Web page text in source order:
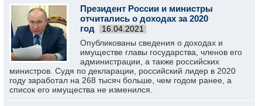
Президент России и министры
отчитались о доходах за 2020
год
16.04.2021
Опубликованы сведения о доходах и
имуществе главы государства, членов его
администрации, а также российских
министров. Судя по декларации, российский лидер в 2020
году заработал на 268 тысяч больше, чем годом ранее, а
список его имущества не изменился.